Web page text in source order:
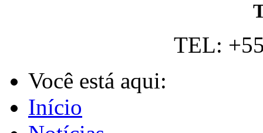
TEL:
Você está aqui:
Início